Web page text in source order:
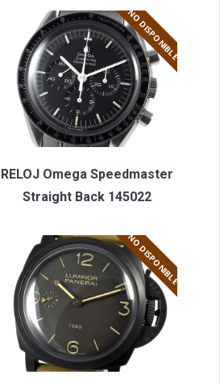
NO DISPONIBLE
RELOJ Omega Speedmaster
Straight Back 145022
NO DISPONIBLE